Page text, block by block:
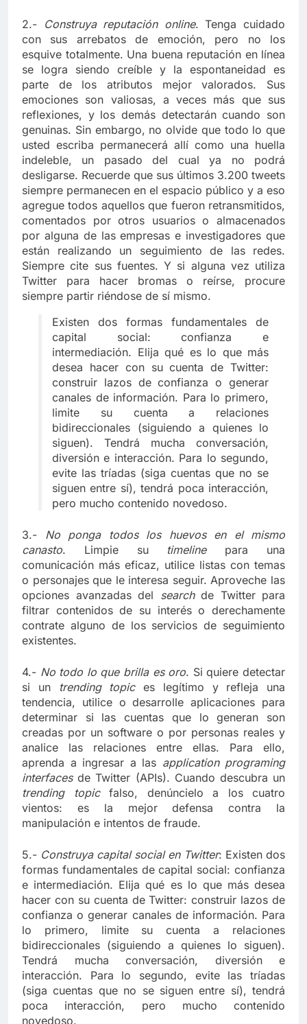
2.- Construya reputación online. Tenga cuidado
con sus arrebatos de emoción, pero no los
esquive totalmente. Una buena reputación en línea
se logra siendo creíble y la espontaneidad es
parte de los atributos mejor valorados. Sus
emociones son valiosas, a veces más que sus
reflexiones, y los demás detectarán cuando son
genuinas. Sin embargo, no olvide que todo lo que
usted escriba permanecerá allí como una huella
indeleble, un pasado del cual ya no podrá
desligarse. Recuerde que sus últimos 3.200 tweets
siempre permanecen en el espacio público y a eso
agregue todos aquellos que fueron retransmitidos,
comentados por otros usuarios o almacenados
por alguna de las empresas e investigadores que
están realizando un seguimiento de las redes.
Siempre cite sus fuentes. Y si alguna vez utiliza
Twitter para hacer bromas o reírse, procure
siempre partir riéndose de sí mismo.
Existen dos formas fundamentales de
capital social: confianza e
intermediación. Elija qué es lo que más
desea hacer con su cuenta de Twitter:
construir lazos de confianza o generar
canales de información. Para lo primero,
limite su cuenta a relaciones
bidireccionales (siguiendo a quienes lo
siguen). Tendrá mucha conversación,
diversión e interacción. Para lo segundo,
evite las tríadas (siga cuentas que no se
siguen entre sí), tendrá poca interacción,
pero mucho contenido novedoso.
3.- No ponga todos los huevos en el mismo
canasto. Limpie su timelinepara una
comunicación más eficaz, utilice listas con temas
o personajes que le interesa seguir. Aproveche las
opciones avanzadas del searchde Twitter para
filtrar contenidos de su interés o derechamente
contrate alguno de los servicios de seguimiento
existentes.
4.- No todo lo que brilla es oro. Si quiere detectar
si un
trending topices legítimo y refleja una
tendencia, utilice o desarrolle aplicaciones para
determinar si las cuentas que lo generan son
creadas por un software o por personas reales y
analice las relaciones entre ellas. Para ello,
aprenda a ingresar a las application programing
interfacesde Twitter (APIs). Cuando descubra un
trending topicfalso, denúncielo a los cuatro
vientos: es la mejor defensa contra la
manipulación e intentos de fraude.
5.- Construya capital social en Twitter: Existen dos
formas fundamentales de capital social: confianza
e intermediación. Elija qué es lo que más desea
hacer con su cuenta de Twitter: construir lazos de
confianza o generar canales de información. Para
lo primero, limite su cuenta a relaciones
bidireccionales (siguiendo a quienes lo siguen).
Tendrá mucha conversación, diversión e
interacción. Para lo segundo, evite las tríadas
(siga cuentas que no se siguen entre sí), tendrá
poca interacción, pero mucho contenido
novedoso.